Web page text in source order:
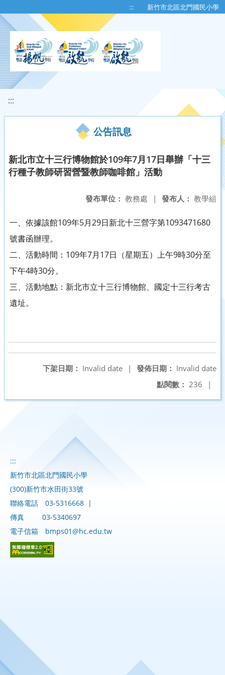
::: 新竹市北區北門國民小學
:::
公告訊息
新北市立十三行博物館於109年7月17日舉辦「十三
行種子教師研習營暨教師咖啡館」活動
發布人： 教學組
發布單位： 教務處 |
一、依據該館109年5月29日新北十三營字第1093471680
號書函辦理。
二、活動時間：109年7月17日（星期五）上午9時30分至
下午4時30分。
三、活動地點：新北市立十三行博物館、國定十三行考古
遺址。
發佈日期： Invalid date
下架日期： Invalid date
|
點閱數： 236 |
:::
新竹市北區北門國民小學
(300)新竹市水田街33號
聯絡電話
03-5316668 |
傳真
03-5340697
電子信箱
bmps01@hc.edu.tw